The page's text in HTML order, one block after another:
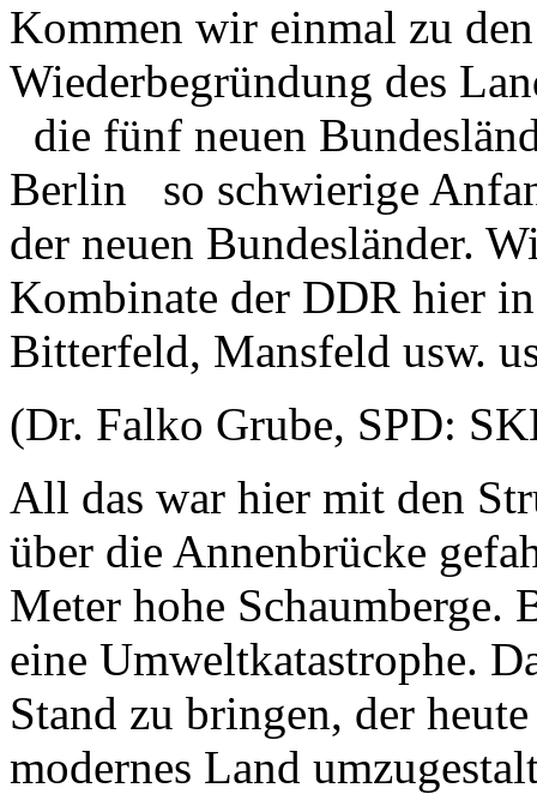
Kommen wir einmal zu
Wiederbegründung des
die fünf neuen
Berlin so schwierige
der neuen Bundesländer.
Kombinate der DDR hier
Bitterfeld, Mansfeld usw.
(Dr. Falko Grube, SPD:
All das war hier mit den
über die Annenbrücke
Meter hohe
eine Umweltkatastrophe.
Stand zu bringen, der
modernes Land